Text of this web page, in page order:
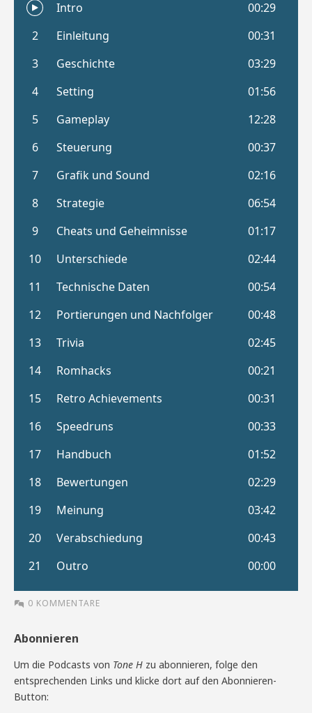
0 KOMMENTARE
Abonnieren
Um die Podcasts von Tone H zu abonnieren, folge den
entsprechenden Links und klicke dort auf den Abonnieren-
Button: